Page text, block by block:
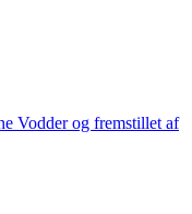
Vodder og fremstillet af